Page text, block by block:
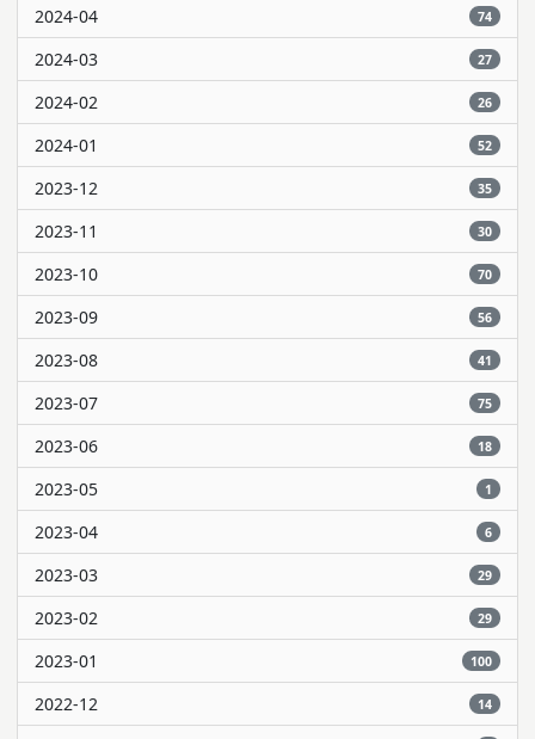
2024-04 74
2024-03 27
2024-02 26
2024-01 52
2023-12 35
2023-11 30
2023-10 70
2023-09 56
2023-08 41
2023-07 75
2023-06 18
2023-05 1
2023-04 6
2023-03 29
2023-02 29
2023-01 100
2022-12 14